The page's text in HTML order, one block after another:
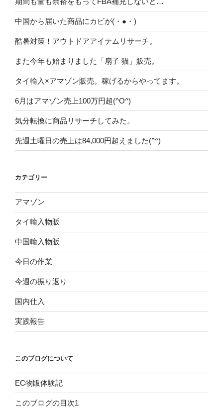
中国から届いた商品にカビが(・●・)
酷暑対策！アウトドアアイテムリサーチ。
また今年も始まりました「扇子 猫」販売。
タイ輸入×アマゾン販売。稼げるからやってます。
6月はアマゾン売上100万円超(^O^)
気分転換に商品リサーチしてみた。
先週土曜日の売上は84,000円超えました(^^)
カテゴリー
アマゾン
タイ輸入物販
中国輸入物販
今日の作業
今週の振り返り
国内仕入
実践報告
このブログについて
EC物販体験記
このブログの目次1